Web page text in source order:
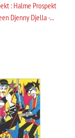
: Halme Prospekt
Djenny Djella -...